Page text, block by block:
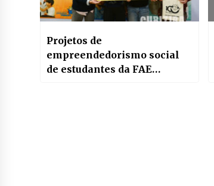
Projetos de
empreendedorismo social
de estudantes da FAE